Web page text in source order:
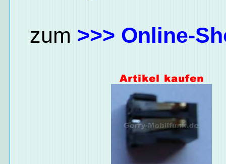
zum >>> Online-